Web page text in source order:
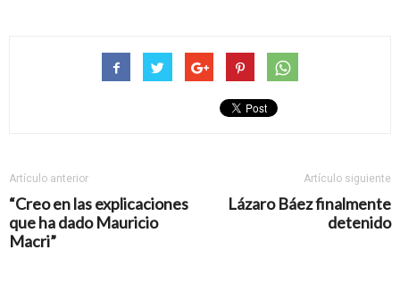
Artículo anterior
“Creo en las explicaciones
que ha dado Mauricio
Macri”
Artículo siguiente
Lázaro Báez finalmente
detenido